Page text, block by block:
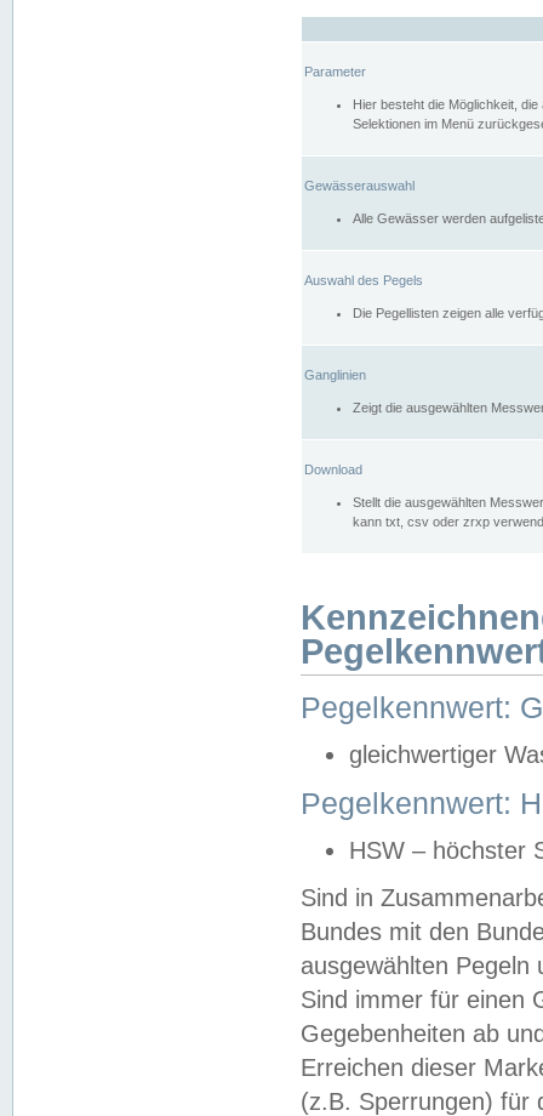
Parameter
Hier besteht die Möglichkeit,
Selektionen im Menü
Gewässerauswahl
Alle Gewässer werden
Auswahl des Pegels
Die Pegellisten zeigen alle
Ganglinien
Zeigt die ausgewählten
Download
Stellt die ausgewählten
kann txt, csv oder zrxp
Pegelkennwert:
gleichwertiger
Pegelkennwert:
HSW – höchster
Sind in
Bundes mit den
ausgewählten
Sind immer für einen
Gegebenheiten ab
Erreichen dieser
(z.B. Sperrungen) für